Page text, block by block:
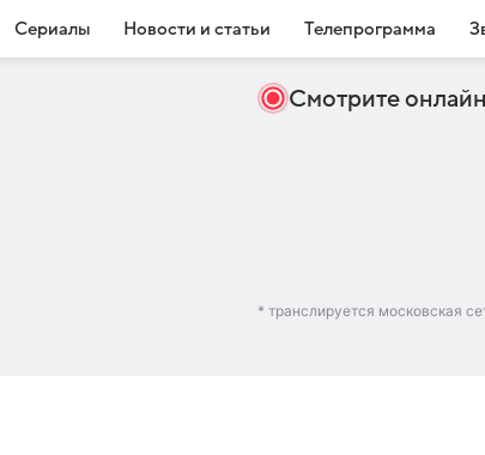
Сериалы Новости и статьи Телепрограмма
Смотрите онлайн
* транслируется московская